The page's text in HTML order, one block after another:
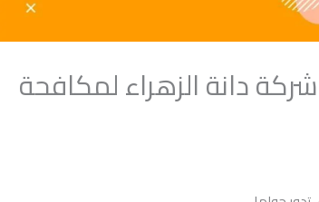
دانة الزهراء لمكافحة